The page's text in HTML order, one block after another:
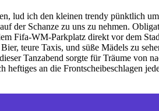
lud ich den kleinen trendy pünktlich
der Schanze zu uns zu nehmen.
Fifa-WM-Parkplatz direkt vor dem
teure Taxis, und süße Mädels zu
Tanzabend sorgte für Träume
an die Frontscheibeschlagen